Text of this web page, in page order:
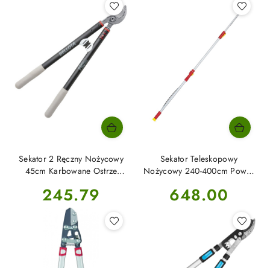
Sekator 2 Ręczny Nożycowy
45cm Karbowane Ostrze
Cena:
245.79
Sekator Teleskopowy
Nożycowy 240-400cm Power
Garten
Cena:
648.00